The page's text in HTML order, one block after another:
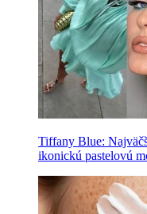
Tiffany Blue:
ikonickú pastelovú